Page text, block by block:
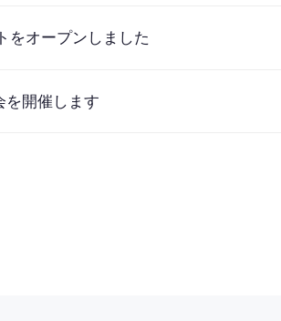
をオープンしました
を開催します